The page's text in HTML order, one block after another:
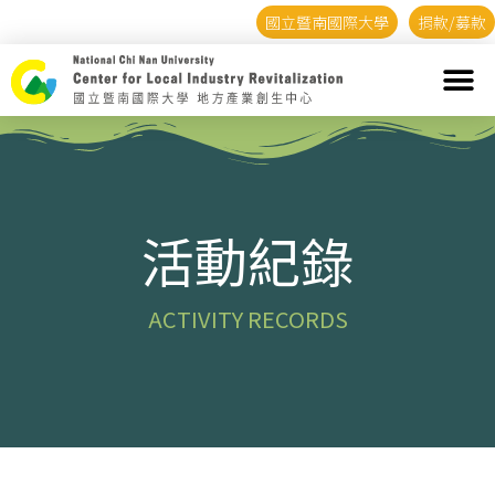
國立暨南國際大學 捐款/募款
活動紀錄
ACTIVITY RECORDS